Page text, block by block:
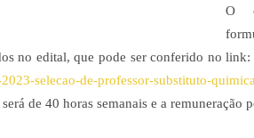
O
no edital, que pode ser conferido no link:
selecao-de-professor-substituto-
de 40 horas semanais e a remuneração